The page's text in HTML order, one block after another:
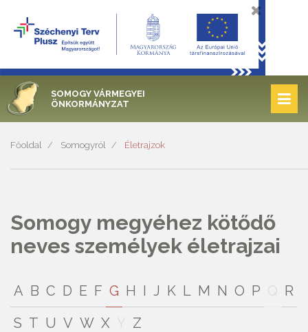
SOMOGY VÁRMEGYEI
ÖNKORMÁNYZAT
Főoldal Somogyról Életrajzok
Somogy megyéhez kötődő
neves személyek életrajzai
A B C D E F G H I J K L M N O P
R
S T U V W X Z